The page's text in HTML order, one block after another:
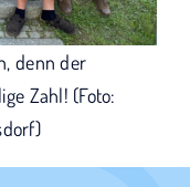
denn der
Zahl! (Foto: